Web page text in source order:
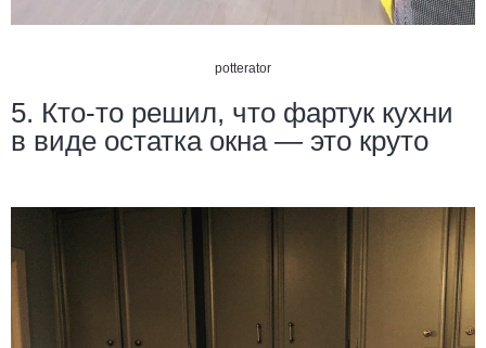
potterator
5. Кто-то решил, что фартук кухни
в виде остатка окна — это круто